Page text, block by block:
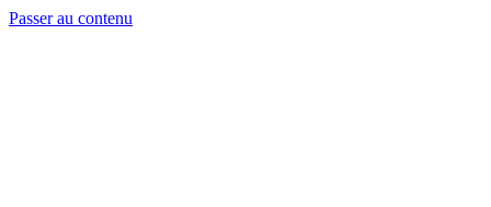
Passer au contenu